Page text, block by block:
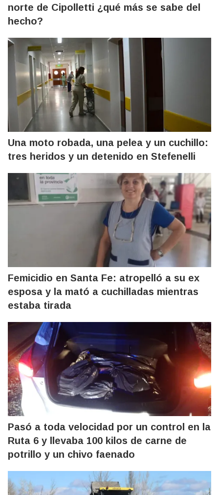
norte de Cipolletti ¿qué más se sabe del
hecho?
Una moto robada, una pelea y un cuchillo:
tres heridos y un detenido en Stefenelli
Femicidio en Santa Fe: atropelló a su ex
esposa y la mató a cuchilladas mientras
estaba tirada
Pasó a toda velocidad por un control en la
Ruta 6 y llevaba 100 kilos de carne de
potrillo y un chivo faenado